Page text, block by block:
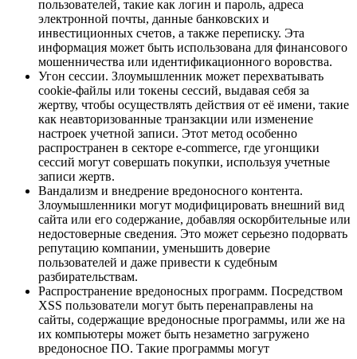
пользователей, такие как логин и пароль, адреса
электронной почты, данные банковских и
инвестиционных счетов, а также переписку. Эта
информация может быть использована для финансового
мошенничества или идентификационного воровства.
Угон сессии. Злоумышленник может перехватывать
cookie-файлы или токены сессий, выдавая себя за
жертву, чтобы осуществлять действия от её имени, такие
как неавторизованные транзакции или изменение
настроек учетной записи. Этот метод особенно
распространен в секторе e-commerce, где угонщики
сессий могут совершать покупки, используя учетные
записи жертв.
Вандализм и внедрение вредоносного контента.
Злоумышленники могут модифицировать внешний вид
сайта или его содержание, добавляя оскорбительные или
недостоверные сведения. Это может серьезно подорвать
репутацию компании, уменьшить доверие
пользователей и даже привести к судебным
разбирательствам.
Распространение вредоносных программ. Посредством
XSS пользователи могут быть перенаправлены на
сайты, содержащие вредоносные программы, или же на
их компьютеры может быть незаметно загружено
вредоносное ПО. Такие программы могут